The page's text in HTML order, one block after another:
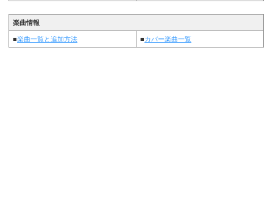
楽曲情報
■楽曲一覧と追加方法 ■カバー楽曲一覧